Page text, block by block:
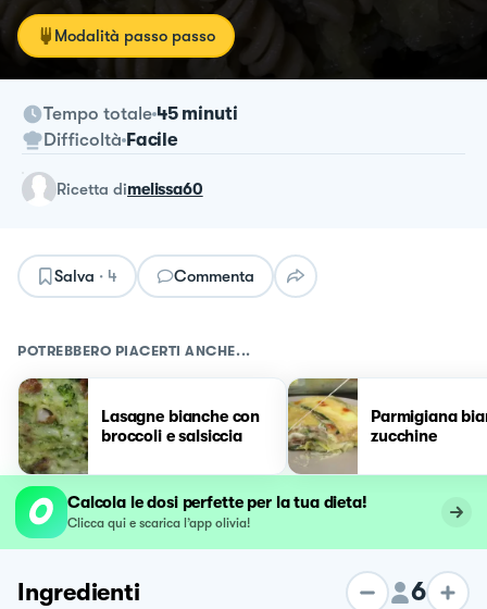
Modalità passo passo
Tempo totale 45 minuti
Difficoltà Facile
ricetta dimelissa60
Salva · 4 Commenta
POTREBBERO PIACERTI ANCHE...
Lasagne bianche con
broccoli e salsiccia
Parmigiana
zucchine
Calcola le dosi perfette per la tua dieta!
Clicca qui e scarica l’app olivia!
Ingredienti 6